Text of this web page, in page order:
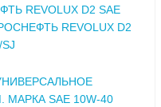
REVOLUX D2 SAE
REVOLUX D2
МАРКА SAE 10W-40